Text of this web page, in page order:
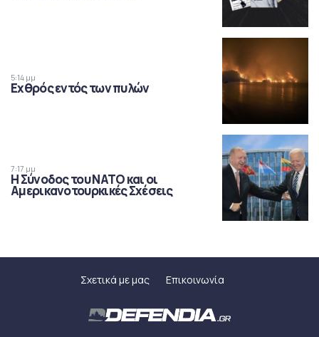
5:14 μμ
Εχθρός εντός των πυλών
7:17 μμ
Η Σύνοδος του ΝΑΤΟ και οι
Αμερικανοτουρκικές Σχέσεις
Σχετικά με μας Επικοινωνία